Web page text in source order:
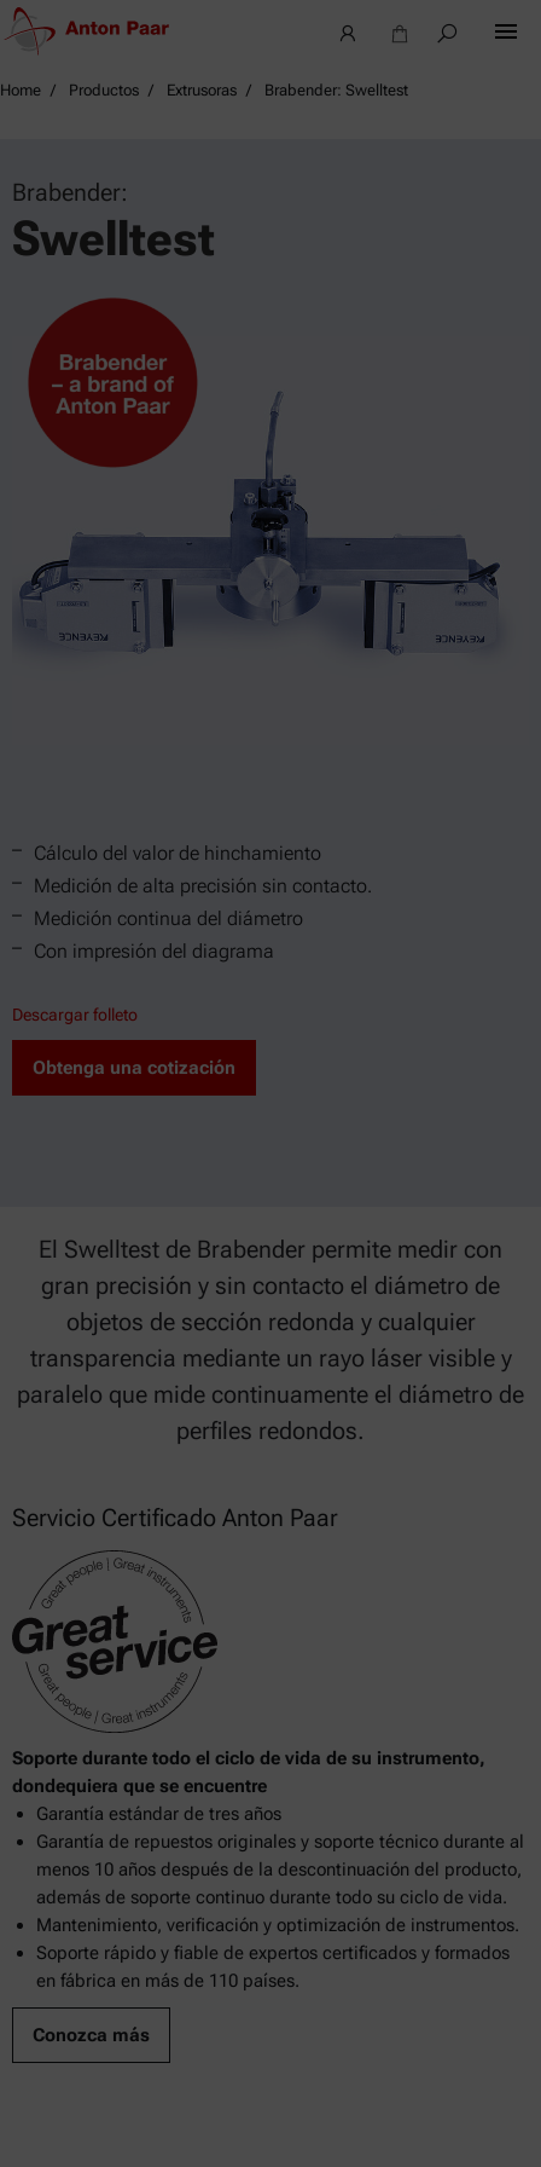
Home Productos Extrusoras Brabender: Swelltest
Brabender:
Swelltest
Cálculo del valor de hinchamiento
Medición de alta precisión sin contacto.
Medición continua del diámetro
Con impresión del diagrama
Descargar folleto
Obtenga una cotización
El Swelltest de Brabender permite medir con
gran precisión y sin contacto el diámetro de
objetos de sección redonda y cualquier
transparencia mediante un rayo láser visible y
paralelo que mide continuamente el diámetro de
perfiles redondos.
Servicio Certificado Anton Paar
Soporte durante todo el ciclo de vida de su instrumento,
dondequiera que se encuentre
Garantía estándar de tres años
Garantía de repuestos originales y soporte técnico durante al
menos 10 años después de la descontinuación del producto,
además de soporte continuo durante todo su ciclo de vida.
Mantenimiento, verificación y optimización de instrumentos.
Soporte rápido y fiable de expertos certificados y formados
en fábrica en más de 110 países.
Conozca más